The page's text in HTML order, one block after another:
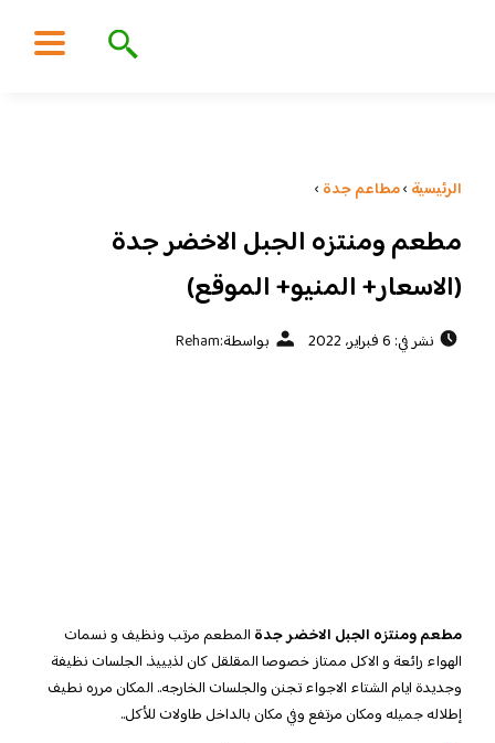
الرئيسية ›مطاعم جدة ›
مطعم ومنتزه الجبل الاخضر جدة
(الاسعار+ المنيو+ الموقع)
نشر في: 6 فبراير، 2022 بواسطة:Reham
مطعم ومنتزه الجبل الاخضر جدة المطعم مرتب ونظيف و نسمات
الهواء رائعة و الاكل ممتاز خصوصا المقلقل كان لذيييذ. الجلسات نظيفة
وجديدة ايام الشتاء الاجواء تجنن والجلسات الخارجه.. المكان مرره نطيف
إطلاله جميله ومكان مرتفع وفي مكان بالداخل طاولات للأكل..